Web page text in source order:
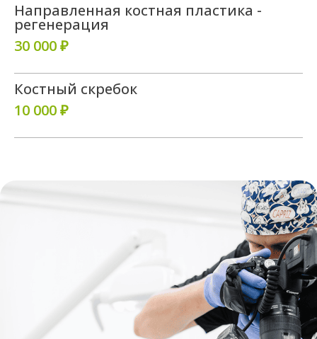
Направленная костная пластика -
регенерация
30 000 ₽
Костный скребок
10 000 ₽